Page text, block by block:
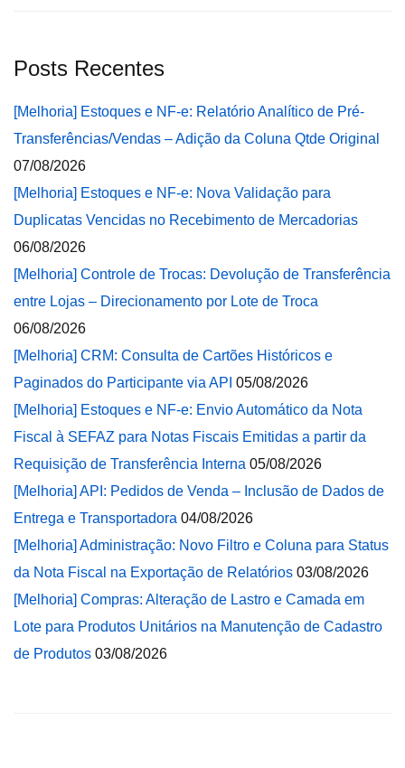
Posts Recentes
[Melhoria] Estoques e NF-e: Relatório Analítico de Pré-
Transferências/Vendas – Adição da Coluna Qtde Original
07/08/2026
[Melhoria] Estoques e NF-e: Nova Validação para
Duplicatas Vencidas no Recebimento de Mercadorias
06/08/2026
[Melhoria] Controle de Trocas: Devolução de Transferência
entre Lojas – Direcionamento por Lote de Troca
06/08/2026
[Melhoria] CRM: Consulta de Cartões Históricos e
Paginados do Participante via API 05/08/2026
[Melhoria] Estoques e NF-e: Envio Automático da Nota
Fiscal à SEFAZ para Notas Fiscais Emitidas a partir da
Requisição de Transferência Interna 05/08/2026
[Melhoria] API: Pedidos de Venda – Inclusão de Dados de
Entrega e Transportadora 04/08/2026
[Melhoria] Administração: Novo Filtro e Coluna para Status
da Nota Fiscal na Exportação de Relatórios 03/08/2026
[Melhoria] Compras: Alteração de Lastro e Camada em
Lote para Produtos Unitários na Manutenção de Cadastro
de Produtos 03/08/2026